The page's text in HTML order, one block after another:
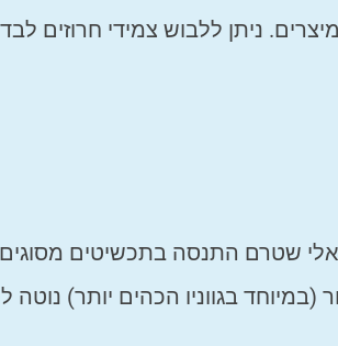
ניתן ללבוש צמידי חרוזים
שטרם התנסה בתכשיטים מסוגים
בגווניו הכהים יותר) נוטה